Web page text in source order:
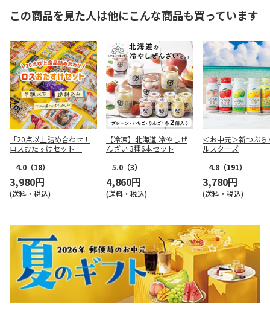
この商品を見た人は他にこんな商品も買っています
「20点以上詰め合わせ！
ロスおたすけセット」
4.0 （18）
3,980円
(送料・税込)
【冷凍】北海道 冷やしぜ
んざい 3種6本セット
5.0 （3）
4,860円
(送料・税込)
＜お中元＞新つぶら
ルスターズ
4.8 （191）
3,780円
(送料・税込)